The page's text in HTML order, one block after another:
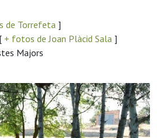
de Torrefeta ]
[ + fotos de Joan Plàcid Sala ]
Majors